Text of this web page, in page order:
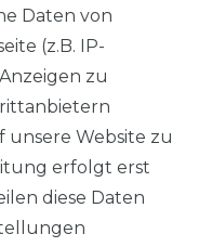
Fit - Herren
Kragen mit
(69cm)
UVP 54,99 €
Daten von
(z.B. IP-
zu
Website zu
erfolgt erst
diese Daten